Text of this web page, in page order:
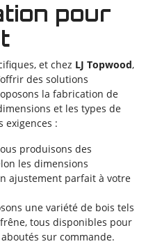
pour
et chez LJ Topwood,
des solutions
la fabrication de
et les types de
exigences :
produisons des
les dimensions
ajustement parfait à votre
une variété de bois tels
tous disponibles pour
sur commande.